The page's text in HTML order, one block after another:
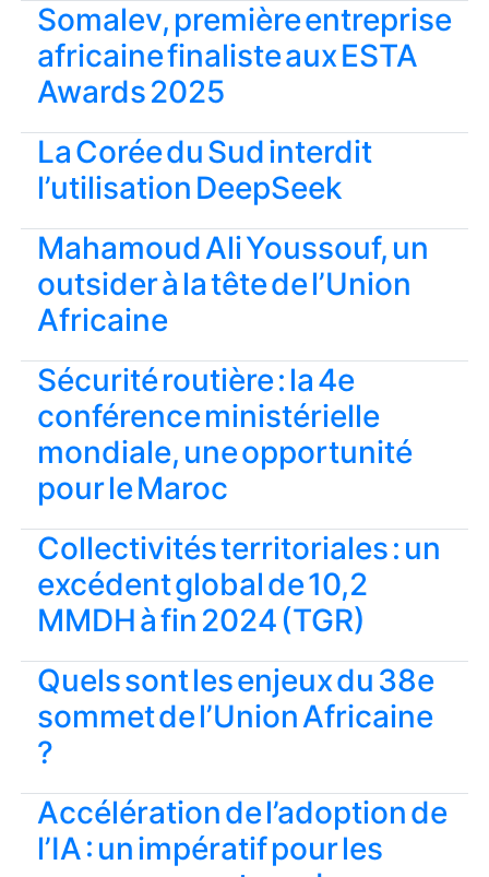
Somalev, première entreprise
africaine finaliste aux ESTA
Awards 2025
La Corée du Sud interdit
l’utilisation DeepSeek
Mahamoud Ali Youssouf, un
outsider à la tête de l’Union
Africaine
Sécurité routière : la 4e
conférence ministérielle
mondiale, une opportunité
pour le Maroc
Collectivités territoriales : un
excédent global de 10,2
MMDH à fin 2024 (TGR)
Quels sont les enjeux du 38e
sommet de l’Union Africaine
?
Accélération de l’adoption de
l’IA : un impératif pour les